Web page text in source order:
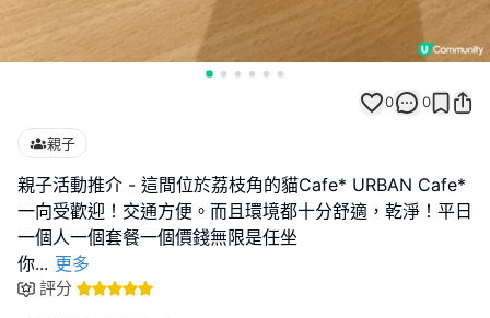
0 0
親子
親子活動推介 - 這間位於荔枝角的貓Cafe* URBAN Cafe*
一向受歡迎！交通方便。而且環境都十分舒適，乾淨！平日
一個人一個套餐一個價錢無限是任坐
你... 更多
評分